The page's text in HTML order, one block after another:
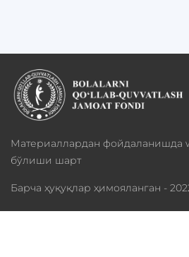
Материаллардан фойдаланишда
бўлиши шарт
Барча ҳуқуқлар ҳимояланган -